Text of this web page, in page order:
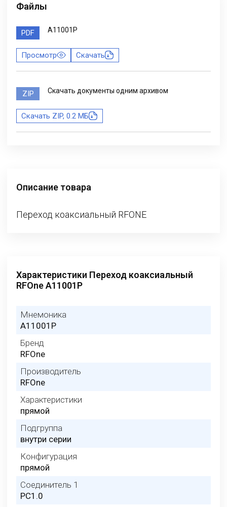
Файлы
PDF A11001P
Просмотр Скачать
ZIP Скачать документы одним архивом
Скачать ZIP, 0.2 МБ
Описание товара
Переход коаксиальный RFONE
Характеристики Переход коаксиальный
RFOne A11001P
Мнемоника
A11001P
Бренд
RFOne
Производитель
RFOne
Характеристики
прямой
Подгруппа
внутри серии
Конфигурация
прямой
Соединитель 1
PC1.0